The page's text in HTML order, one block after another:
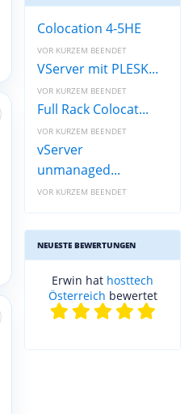
Colocation 4-5HE
VOR KURZEM BEENDET
VServer mit PLESK...
VOR KURZEM BEENDET
Full Rack Colocat...
VOR KURZEM BEENDET
vServer
unmanaged...
VOR KURZEM BEENDET
NEUESTE BEWERTUNGEN
Erwin hat hosttech
Österreich bewertet